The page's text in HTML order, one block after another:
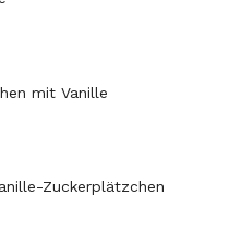
mit Vanille
Zuckerplätzchen